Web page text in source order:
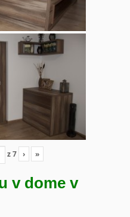
z7 › »
v dome v